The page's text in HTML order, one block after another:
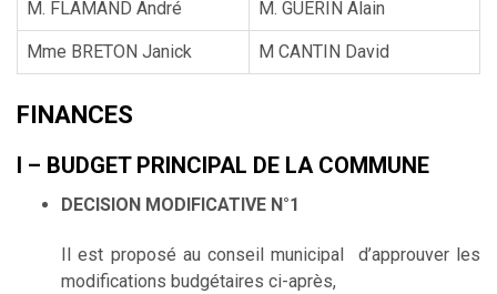
M. FLAMAND André M. GUERIN Alain
Mme BRETON Janick M CANTIN David
FINANCES
I – BUDGET PRINCIPAL DE LA COMMUNE
DECISION MODIFICATIVE N°1
Il est proposé au conseil municipal d’approuver les
modifications budgétaires ci-après,